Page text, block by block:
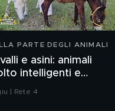
PARTE DEGLI ANIMALI
e asini: animali
intelligenti e
| Rete 4